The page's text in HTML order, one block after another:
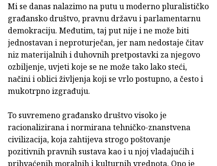
Mi se danas nalazimo na putu u moderno pluralističko
građansko društvo, pravnu državu i parlamentarnu
demokraciju. Međutim, taj put nije i ne može biti
jednostavan i neproturječan, jer nam nedostaje čitav
niz materijalnih i duhovnih pretpostavki za njegovo
ozbiljenje, uvjeti koje se ne može tako lako steći,
načini i oblici življenja koji se vrlo postupno, a često i
mukotrpno izgrađuju.
To suvremeno građansko društvo visoko je
racionalizirana i normirana tehničko-znanstvena
civilizacija, koja zahtijeva strogo poštovanje
pozitivnih pravnih sustava kao i u njoj vladajućih i
prihvaćenih moralnih i kulturnih vrednota. Ono je